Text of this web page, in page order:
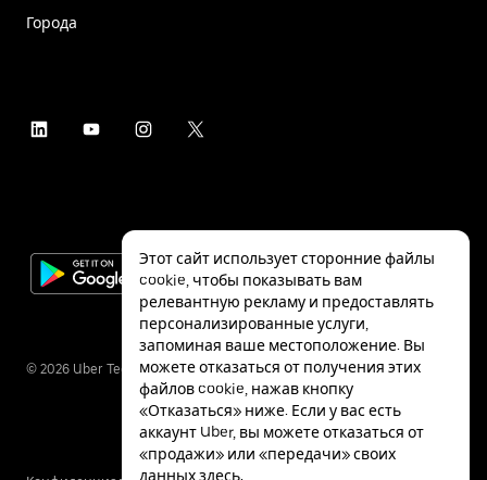
Города
© 2026 Uber Technologies Inc.
Этот сайт использует сторонние файлы
cookie, чтобы показывать вам
релевантную рекламу и предоставлять
персонализированные услуги,
запоминая ваше местоположение. Вы
можете отказаться от получения этих
файлов cookie, нажав кнопку
«Отказаться» ниже. Если у вас есть
аккаунт Uber, вы можете отказаться от
«продажи» или «передачи» своих
данныхздесь.